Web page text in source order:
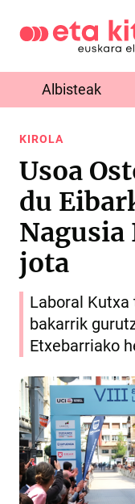
Albisteak
KIROLA
Usoa
du
Nagusia
jota
Laboral
bakarrik
Etxebarriako